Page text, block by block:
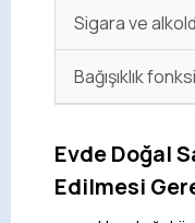
Sigara ve
Bağışıklık
Evde Doğal
Edilmesi